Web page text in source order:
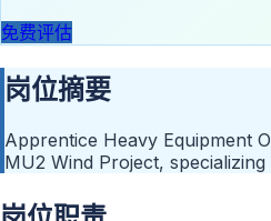
免费评估
岗位摘要
Apprentice Heavy Equipment
MU2 Wind Project,